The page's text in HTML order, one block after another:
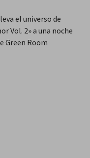
el universo de
Vol. 2» a una noche
Green Room